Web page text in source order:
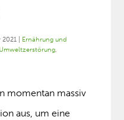
2021
Ernährung und
Umweltzerstörung,
momentan massiv
aus, um eine